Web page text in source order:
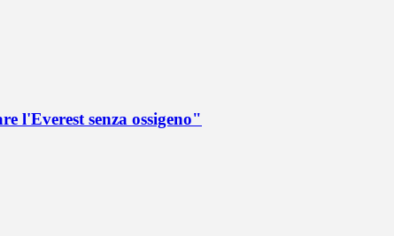
l'Everest senza ossigeno"